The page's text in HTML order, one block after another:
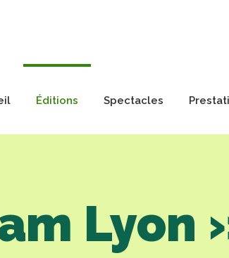
Éditions Spectacles
Lyon